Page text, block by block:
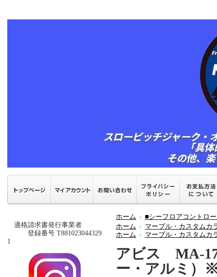
適格請求書発行事業者
登録番号 T881023044329
1
ホーム ＞ ■シーフロアコントロ
ホーム
＞
マーブル・カスタムカ
ホーム
＞ マーブル・カスタムカ
アビス MA-
ー・アルミ）